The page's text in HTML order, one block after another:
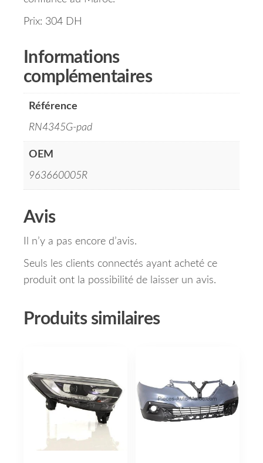
Prix: 304 DH
Informations
complémentaires
Référence
RN4345G-pad
OEM
963660005R
Avis
Il n’y a pas encore d’avis.
Seuls les clients connectés ayant acheté ce
produit ont la possibilité de laisser un avis.
Produits similaires